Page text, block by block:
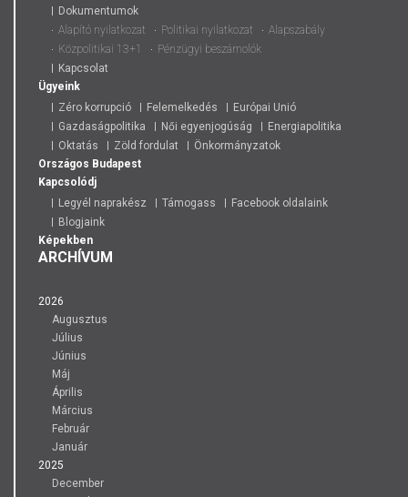
Dokumentumok
Alapító nyilatkozat
Politikai nyilatkozat
Alapszabály
Közpolitikai 13+1
Pénzügyi beszámolók
Kapcsolat
Ügyeink
Zéro korrupció
Felemelkedés
Európai Unió
Gazdaságpolitika
Női egyenjogúság
Energiapolitika
Oktatás
Zöld fordulat
Önkormányzatok
Országos Budapest
Kapcsolódj
Legyél naprakész
Támogass
Facebook oldalaink
Blogjaink
Képekben
ARCHÍVUM
2026
Augusztus
Július
Június
Máj
Április
Március
Február
Január
2025
December